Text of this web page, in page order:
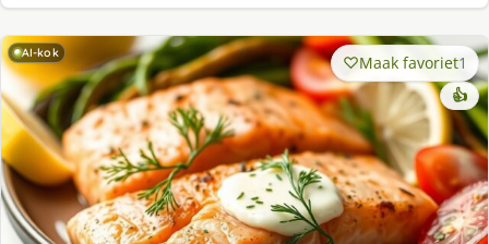
AI-kok Maak favoriet1
👍